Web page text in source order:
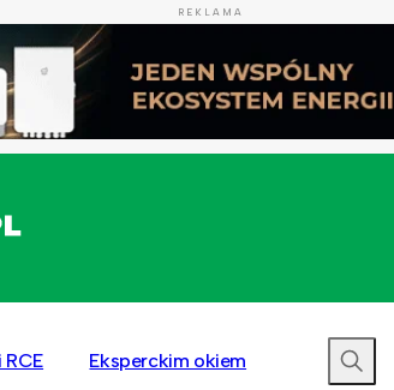
REKLAMA
RCE Eksperckim okiem